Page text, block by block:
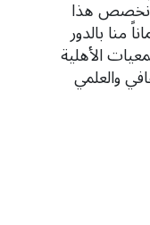
نخصص هذا
منا بالدور
الأهلية
والعلمي